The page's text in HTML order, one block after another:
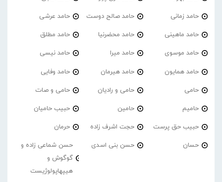
حامد زمانی حامد صالح دوست حامد عرشی
حامد ماهینی حامد محضرنیا حامد مطلق
حامد موسوی حامد میرا حامد نیسی
حامد همایون حامد هیرمان حامد وفایی
حامی حامی و رادیان حامی و صات
حامیم حامین حبیب حامیان
حبیب حق پرست حجت اشرف زاده حرمان
حسان حسن بنی اسدی
حسن شماعی زاده و
گوگوش و
هیپهاپولوژیست